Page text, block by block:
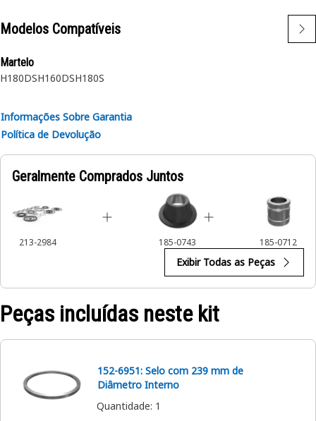
selar novamente de maneira completa, os clientes recebem
uma solução rápida durante reparos urgentes. Isso garante
Recomendada: Os Martelos Cat são usados em
minicarregadeiras, retroescavadeiras e escavadeiras de
pedreira e quebra de produção.
Modelos Compatíveis
Martelo
H180DSH160DSH180S
Informações Sobre Garantia
Política de Devolução
Geralmente Comprados Juntos
213-2984 185-0743 185-0712
Exibir Todas as Peças
Peças incluídas neste kit
152-6951: Selo com 239 mm de
Diâmetro Interno
Quantidade: 1